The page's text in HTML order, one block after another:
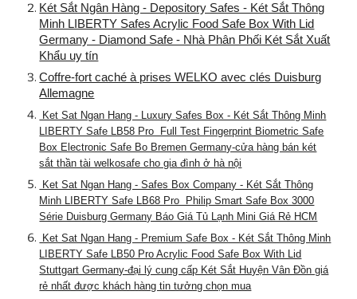
Két Sắt Ngân Hàng - Depository Safes - Két Sắt Thông
Minh LIBERTY Safes Acrylic Food Safe Box With Lid
Germany - Diamond Safe - Nhà Phân Phối Két Sắt Xuất
Khẩu uy tín
Coffre-fort caché à prises WELKO avec clés Duisburg
Allemagne
Ket Sat Ngan Hang - Luxury Safes Box - Két Sắt Thông Minh
LIBERTY Safe LB58 Pro Full Test Fingerprint Biometric Safe
Box Electronic Safe Bo Bremen Germany-cửa hàng bán két
sắt thần tài welkosafe cho gia đình ở hà nội
Ket Sat Ngan Hang - Safes Box Company - Két Sắt Thông
Minh LIBERTY Safe LB68 Pro Philip Smart Safe Box 3000
Série Duisburg Germany Báo Giá Tủ Lạnh Mini Giá Rẻ HCM
Ket Sat Ngan Hang - Premium Safe Box - Két Sắt Thông Minh
LIBERTY Safe LB50 Pro Acrylic Food Safe Box With Lid
Stuttgart Germany-đại lý cung cấp Két Sắt Huyện Vân Đồn giá
rẻ nhất được khách hàng tin tưởng chọn mua